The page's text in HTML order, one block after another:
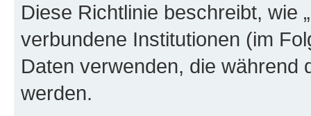
Diese Richtlinie beschreibt, wie
verbundene Institutionen (im
Daten verwenden, die während
werden.